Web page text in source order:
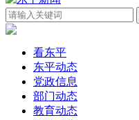
看东平
东平动态
党政信息
部门动态
教育动态